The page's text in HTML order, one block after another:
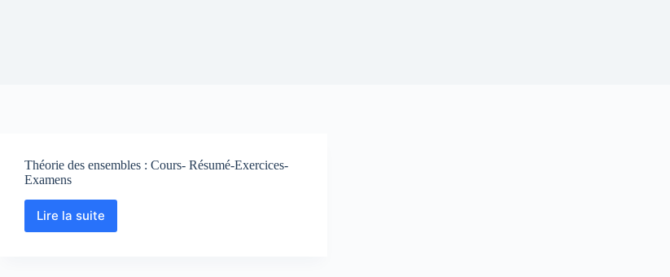
Théorie des ensembles : Cours- Résumé-Exercices-
Examens
Lire la suite
Théorie